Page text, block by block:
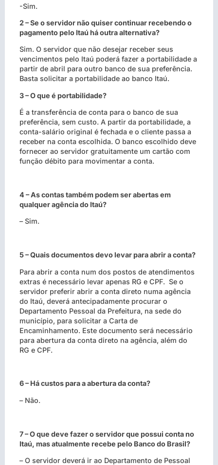
-Sim.
2 – Se o servidor não quiser continuar recebendo o
pagamento pelo Itaú há outra alternativa?
Sim. O servidor que não desejar receber seus
vencimentos pelo Itaú poderá fazer a portabilidade a
partir de abril para outro banco de sua preferência.
Basta solicitar a portabilidade ao banco Itaú.
3 – O que é portabilidade?
É a transferência de conta para o banco de sua
preferência, sem custo. A partir da portabilidade, a
conta-salário original é fechada e o cliente passa a
receber na conta escolhida. O banco escolhido deve
fornecer ao servidor gratuitamente um cartão com
função débito para movimentar a conta.
4 – As contas também podem ser abertas em
qualquer agência do Itaú?
– Sim.
5 – Quais documentos devo levar para abrir a conta?
Para abrir a conta num dos postos de atendimentos
extras é necessário levar apenas RG e CPF. Se o
servidor preferir abrir a conta direto numa agência
do Itaú, deverá antecipadamente procurar o
Departamento Pessoal da Prefeitura, na sede do
município, para solicitar a Carta de
Encaminhamento. Este documento será necessário
para abertura da conta direto na agência, além do
RG e CPF.
6 – Há custos para a abertura da conta?
– Não.
7 – O que deve fazer o servidor que possui conta no
Itaú, mas atualmente recebe pelo Banco do Brasil?
– O servidor deverá ir ao Departamento de Pessoal